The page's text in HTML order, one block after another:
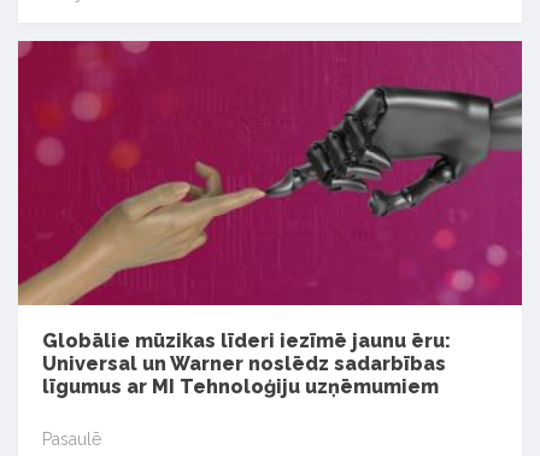
Globālie mūzikas līderi iezīmē jaunu ēru:
Universal un Warner noslēdz sadarbības
līgumus ar MI Tehnoloģiju uzņēmumiem
Pasaulē